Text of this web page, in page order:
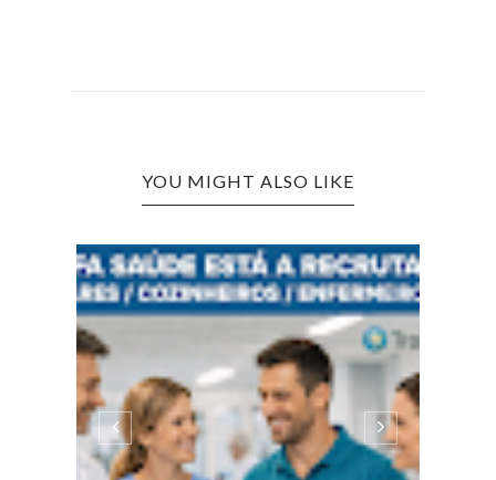
YOU MIGHT ALSO LIKE